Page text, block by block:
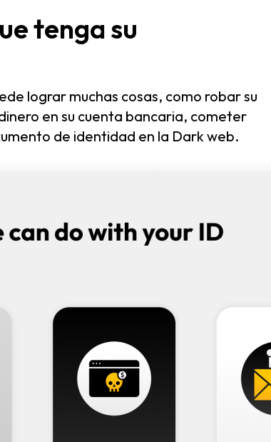
tenga su
lograr muchas cosas, como robar su
en su cuenta bancaria, cometer
de identidad en la Dark web.